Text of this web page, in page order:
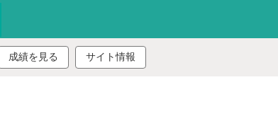
成績を見る サイト情報